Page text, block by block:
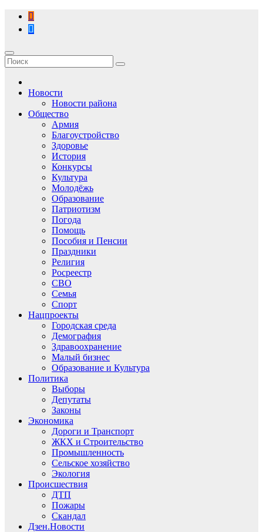
Перейти
содержимому
Новости
Новости района
Общество
Армия
Благоустройство
Здоровье
История
Конкурсы
Культура
Молодёжь
Образование
Патриотизм
Погода
Помощь
Пособия и Пенсии
Праздники
Религия
Росреестр
СВО
Семья
Спорт
Нацпроекты
Городская среда
Демография
Здравоохранение
Малый бизнес
Образование и Культура
Политика
Выборы
Депутаты
Законы
Экономика
Дороги и Транспорт
ЖКХ и Строительство
Промышленность
Сельское хозяйство
Экология
Происшествия
ДТП
Пожары
Скандал
Дзен.Новости